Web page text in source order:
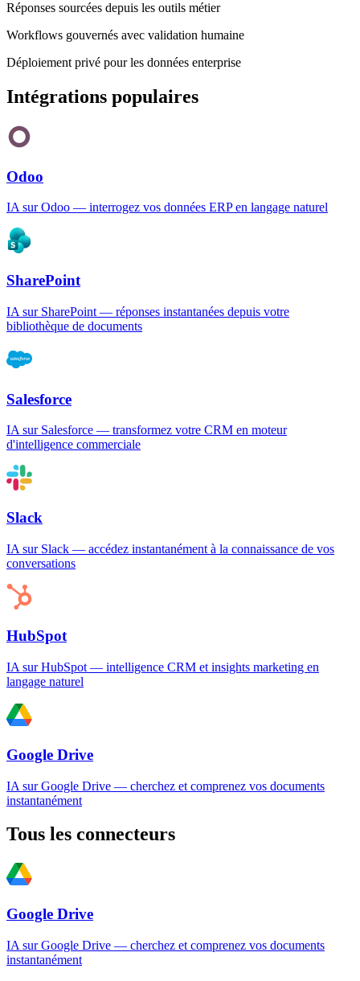
Réponses sourcées depuis les outils métier
Workflows gouvernés avec validation humaine
Déploiement privé pour les données enterprise
Intégrations populaires
Odoo
IA sur Odoo — interrogez vos données ERP en langage naturel
SharePoint
IA sur SharePoint — réponses instantanées depuis votre
bibliothèque de documents
Salesforce
IA sur Salesforce — transformez votre CRM en moteur
d'intelligence commerciale
Slack
IA sur Slack — accédez instantanément à la connaissance de vos
conversations
HubSpot
IA sur HubSpot — intelligence CRM et insights marketing en
langage naturel
Google Drive
IA sur Google Drive — cherchez et comprenez vos documents
instantanément
Tous les connecteurs
Google Drive
IA sur Google Drive — cherchez et comprenez vos documents
instantanément